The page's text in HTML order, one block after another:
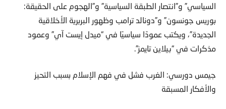
السياسي” و”انتصار الطبقة السياسية” و”الهجوم على الحقيقة:
بوريس جونسون” و”دونالد ترامب وظهور البربرية الأخلاقية
الجديدة”، ويكتب عمودًا سياسيًا في “ميدل إيست آي” وعمود
مذكرات في “بيلاين تايمز”.
جيمس دورسي: الغرب فشل في فهم الإسلام بسبب التحيز
والأفكار المسبقة